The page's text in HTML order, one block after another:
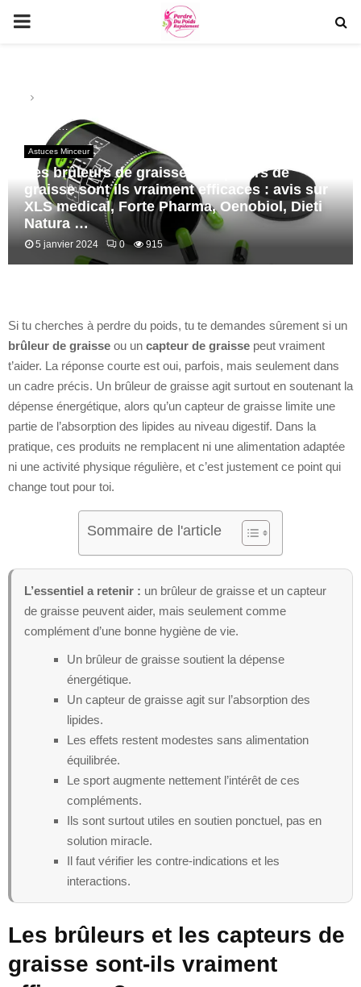
PRIMARY
Natura …
Astuces Minceur
Les brûleurs de graisse et capteurs de
graisse sont ils vraiment efficaces : avis sur
XLS medical, Forte Pharma, Oenobiol, Dieti
Natura …
5 janvier 2024 0 915
Si tu cherches à perdre du poids, tu te demandes sûrement si un
brûleur de graisse ou un capteur de graisse peut vraiment
t’aider. La réponse courte est oui, parfois, mais seulement dans
un cadre précis. Un brûleur de graisse agit surtout en soutenant la
dépense énergétique, alors qu’un capteur de graisse limite une
partie de l’absorption des lipides au niveau digestif. Dans la
pratique, ces produits ne remplacent ni une alimentation adaptée
ni une activité physique régulière, et c’est justement ce point qui
change tout pour toi.
Sommaire de l'article
L’essentiel a retenir : un brûleur de graisse et un capteur
de graisse peuvent aider, mais seulement comme
complément d’une bonne hygiène de vie.
Un brûleur de graisse soutient la dépense
énergétique.
Un capteur de graisse agit sur l’absorption des
lipides.
Les effets restent modestes sans alimentation
équilibrée.
Le sport augmente nettement l’intérêt de ces
compléments.
Ils sont surtout utiles en soutien ponctuel, pas en
solution miracle.
Il faut vérifier les contre-indications et les
interactions.
Les brûleurs et les capteurs de
graisse sont-ils vraiment